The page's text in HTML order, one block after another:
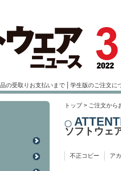
の受取りお支払いまで 学生版のご注文に
トップ> ご注文から
ソフトウェ
不正コピー ア